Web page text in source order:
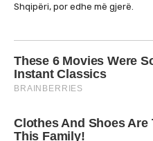
Shqipëri, por edhe më gjerë.